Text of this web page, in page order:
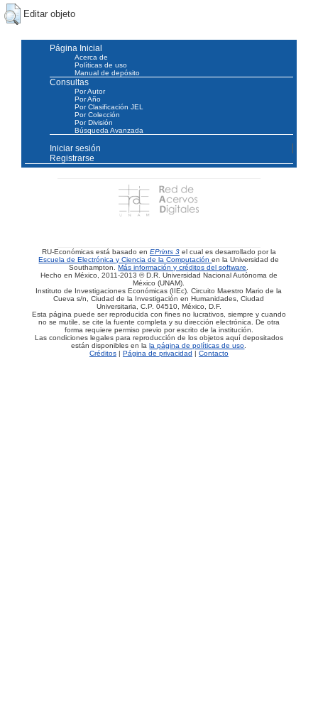
Editar objeto
Página Inicial
Acerca de
Políticas de uso
Manual de depósito
Consultas
Por Autor
Por Año
Por Clasificación JEL
Por Colección
Por División
Búsqueda Avanzada
Iniciar sesión
Registrarse
RU-Económicas está basado en EPrints 3 el cual es desarrollado por la
Escuela de Electrónica y Ciencia de la Computaciónen la Universidad de
Southampton.Más información y créditos del software.
Hecho en México, 2011-2013 © D.R. Universidad Nacional Autónoma de
México (UNAM).
Instituto de Investigaciones Económicas (IIEc). Circuito Maestro Mario de la
Cueva s/n, Ciudad de la Investigación en Humanidades, Ciudad
Universitaria, C.P. 04510, México, D.F.
Esta página puede ser reproducida con fines no lucrativos, siempre y cuando
no se mutile, se cite la fuente completa y su dirección electrónica. De otra
forma requiere permiso previo por escrito de la institución.
Las condiciones legales para reproducción de los objetos aquí depositados
están disponibles en lala página de políticas de uso.
Créditos| Página de privacidad | Contacto